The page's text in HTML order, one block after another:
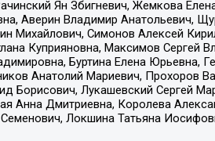
Ян Збигневич, Жемкова
Аверин Владимир Анатольевич,
Михайлович, Симонов Алексей
Куприяновна, Максимов Сергей
Буртина Елена
Анатолий Мариевич, Прохоров
Борисович, Лукашевский Сергей
Анна Дмитриевна, Королева
Локшина Татьяна